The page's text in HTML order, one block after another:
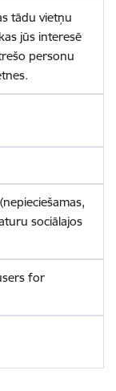
tādu vietņu
jūs interesē
personu
sociālajos
for